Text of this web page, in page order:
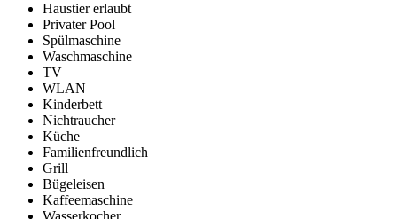
Haustier erlaubt
Privater Pool
Spülmaschine
Waschmaschine
TV
WLAN
Kinderbett
Nichtraucher
Küche
Familienfreundlich
Grill
Bügeleisen
Kaffeemaschine